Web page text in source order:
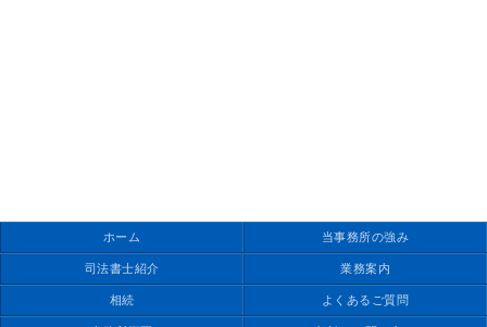
ホーム 当事務所の強み
司法書士紹介 業務案内
相続 よくあるご質問